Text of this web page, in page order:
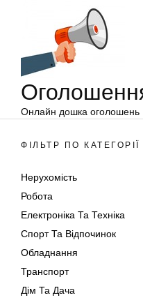
Онлайн дошка оголошень
ФІЛЬТР ПО КАТЕГОРІЇ
Нерухомість
Робота
Електроніка Та Техніка
Спорт Та Відпочинок
Обладнання
Транспорт
Дім Та Дача